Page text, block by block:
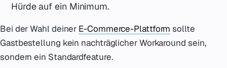
Hürde auf ein Minimum.
Bei der Wahl deiner E-Commerce-Plattform sollte
Gastbestellung kein nachträglicher Workaround sein,
sondern ein Standardfeature.